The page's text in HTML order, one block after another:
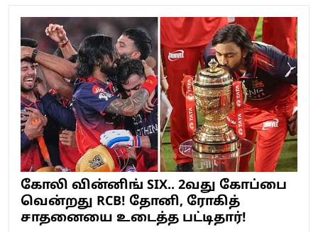
கோலி வின்னிங் SIX.. 2வது கோப்பை
வென்றது RCB! தோனி, ரோகித்
சாதனையை உடைத்த பட்டிதார்!